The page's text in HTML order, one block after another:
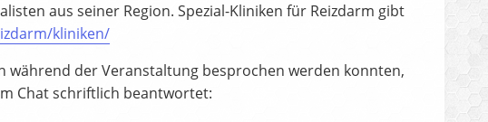
aus seiner Region. Spezial-Kliniken für Reizdarm gibt
kliniken/
während der Veranstaltung besprochen werden konnten,
Chat schriftlich beantwortet: